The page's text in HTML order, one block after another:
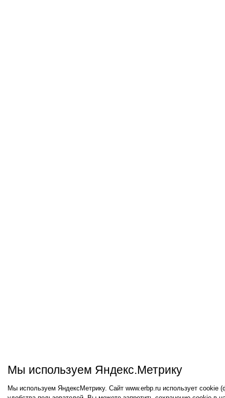
Мы используем Яндекс.Метрику
Мы используем ЯндексМетрику. Сайт www.erbp.ru использует